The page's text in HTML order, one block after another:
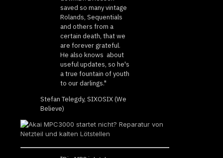
saved so many vintage
Rolands, Sequentials
and others from a
certain death, that we
are forever grateful.
He also knows about
useful updates, so he's
a true fountain of youth
to our darlings."
Stefan Telegdy, SIXOSIX (We
Believe)